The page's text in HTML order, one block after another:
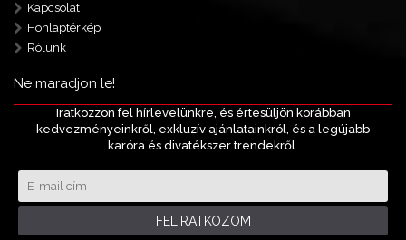
Kapcsolat
Honlaptérkép
Rólunk
Ne maradjon le!
Iratkozzon fel hírlevelünkre, és értesüljön korábban
kedvezményeinkről, exkluzív ajánlatainkról, és a legújabb
karóra és divatékszer trendekről.
FELIRATKOZOM